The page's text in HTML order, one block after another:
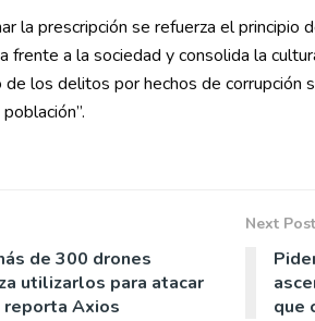
la prescripción se refuerza el
frente a la sociedad y consolida la
los delitos por hechos de corrupción
de 300 drones
utilizarlos para atacar
reporta Axios
Next Post
que